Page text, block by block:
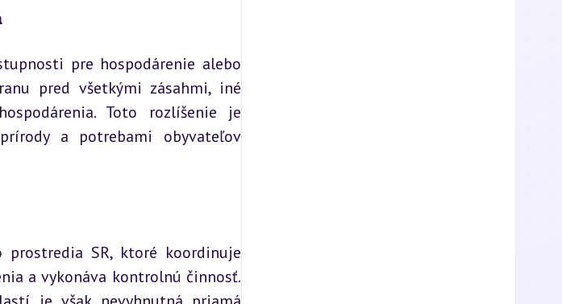
pre hospodárenie alebo
pred všetkými zásahmi, iné
Toto rozlíšenie je
a potrebami obyvateľov
SR, ktoré koordinuje
a vykonáva kontrolnú činnosť.